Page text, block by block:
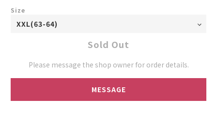
Size
Sold Out
Please message the shop owner for order details.
MESSAGE